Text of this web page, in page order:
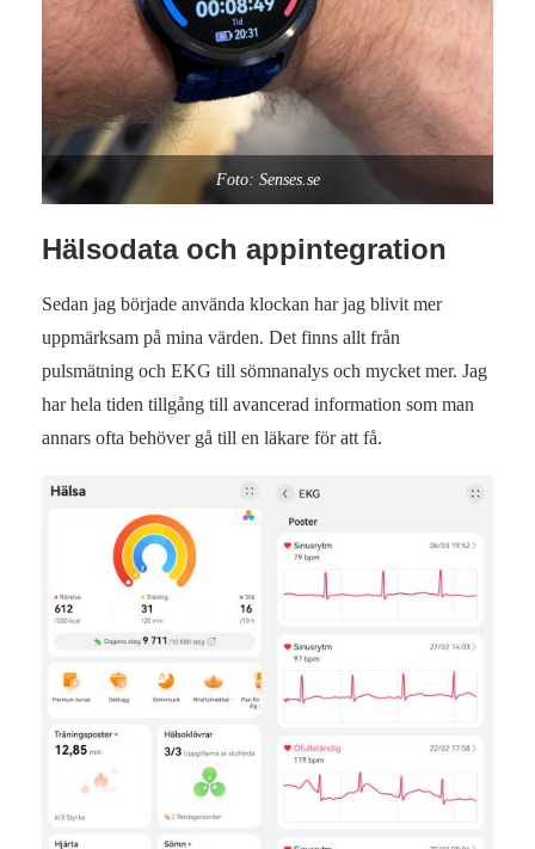
Foto: Senses.se
Hälsodata och appintegration
Sedan jag började använda klockan har jag blivit mer
uppmärksam på mina värden. Det finns allt från
pulsmätning och EKG till sömnanalys och mycket mer. Jag
har hela tiden tillgång till avancerad information som man
annars ofta behöver gå till en läkare för att få.